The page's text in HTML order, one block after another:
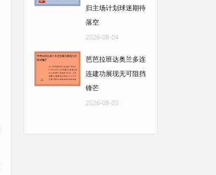
归主场计划球迷期待
落空
2026-08-04
芭芭拉班达奥兰多连
连建功展现无可阻挡
锋芒
2026-08-03